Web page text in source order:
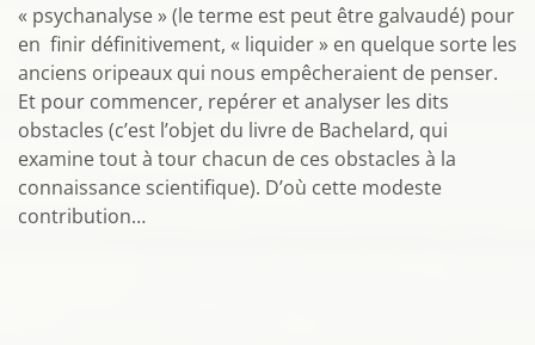
« psychanalyse » (le terme est peut être galvaudé) pour
en finir définitivement, « liquider » en quelque sorte les
anciens oripeaux qui nous empêcheraient de penser.
Et pour commencer, repérer et analyser les dits
obstacles (c’est l’objet du livre de Bachelard, qui
examine tout à tour chacun de ces obstacles à la
connaissance scientifique). D’où cette modeste
contribution…